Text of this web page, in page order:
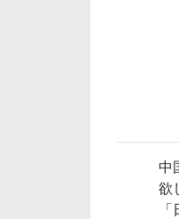
中
欲